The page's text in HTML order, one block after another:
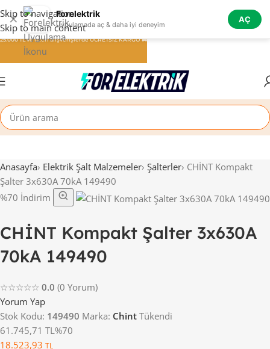
✕ Forelektrik
Uygulamada aç & daha iyi deneyim
AÇ
Skip to navigation
Skip to main content
Anasayfa› Elektrik Şalt Malzemeler› Şalterler› CHİNT Kompakt
Şalter 3x630A 70kA 149490
%70 İndirim
CHİNT Kompakt Şalter 3x630A
70kA 149490
☆☆☆☆☆ 0.0 (0 Yorum)
Yorum Yap
Stok Kodu: 149490 Marka: Chint Tükendi
61.745,71 TL%70
18.523,93 TL
25.000 TL ve üzeri alışverişlerde ÜCRETSİZ KARGO 🚚